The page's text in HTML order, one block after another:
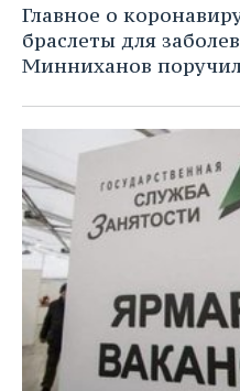
Главное о
браслеты для
Минниханов